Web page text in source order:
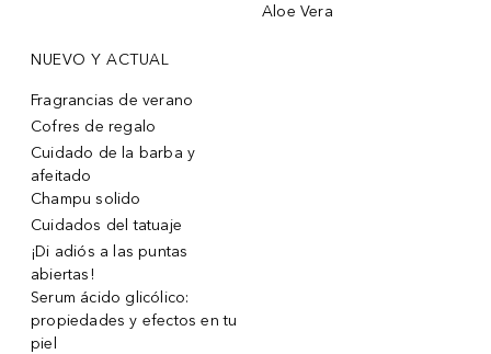
Aloe Vera
NUEVO Y ACTUAL
Fragrancias de verano
Cofres de regalo
Cuidado de la barba y
afeitado
Champu solido
Cuidados del tatuaje
¡Di adiós a las puntas
abiertas!
Serum ácido glicólico:
propiedades y efectos en tu
piel